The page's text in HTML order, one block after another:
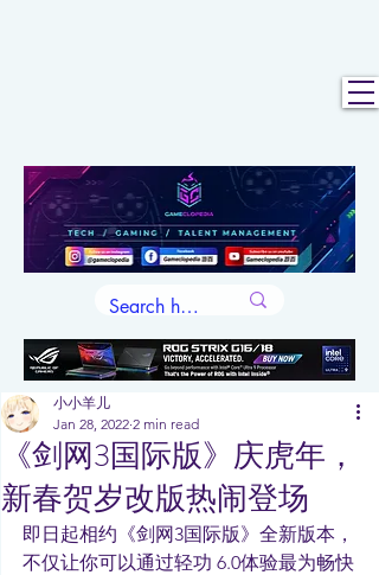
《剑网3国际版》庆虎年，
新春贺岁改版热闹登场
小小羊儿
Jan 28, 2022 2 min read
即日起相约《剑网3国际版》全新版本，
不仅让你可以通过轻功 6.0体验最为畅快